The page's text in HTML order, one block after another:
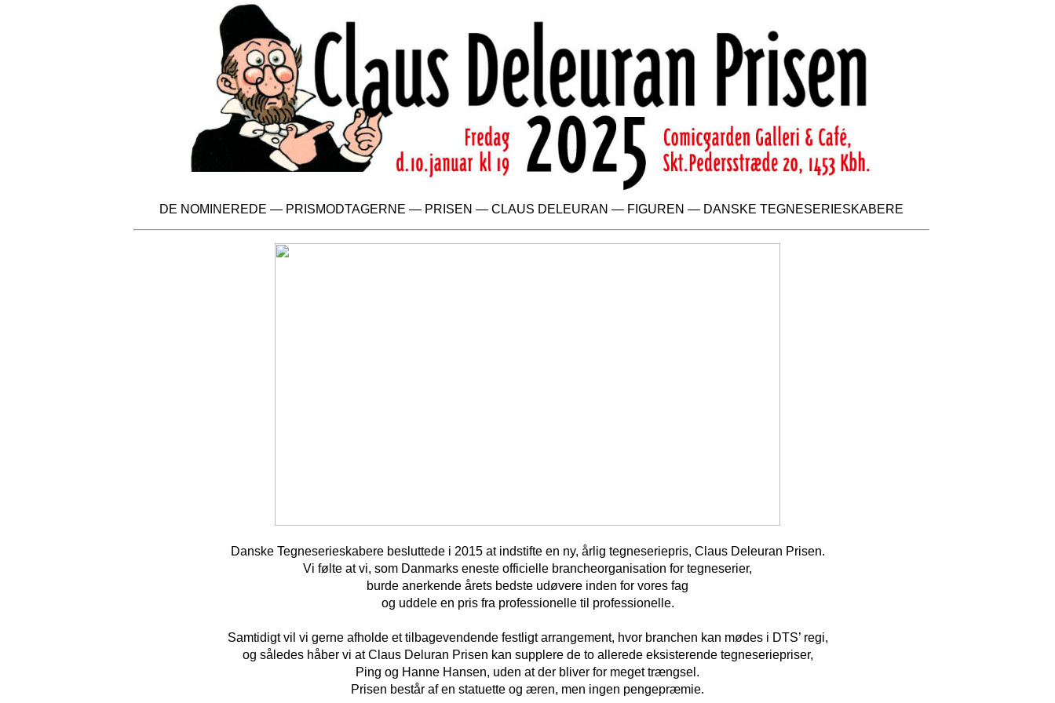
DE NOMINEREDE — PRISMODTAGERNE — PRISEN — CLAUS DELEURAN — FIGUREN — DANSKE TEGNESERIESKABERE
Danske Tegneserieskabere besluttede i 2015 at indstifte en ny, årlig tegneseriepris, Claus Deleuran Prisen.
Vi følte at vi, som Danmarks eneste officielle brancheorganisation for tegneserier,
burde anerkende årets bedste udøvere inden for vores fag
og uddele en pris fra professionelle til professionelle.
Samtidigt vil vi gerne afholde et tilbagevendende festligt arrangement, hvor branchen kan mødes i DTS’ regi,
og således håber vi at Claus Deluran Prisen kan supplere de to allerede eksisterende tegneseriepriser,
Ping og Hanne Hansen, uden at der bliver for meget trængsel.
Prisen består af en statuette og æren, men ingen pengepræmie.